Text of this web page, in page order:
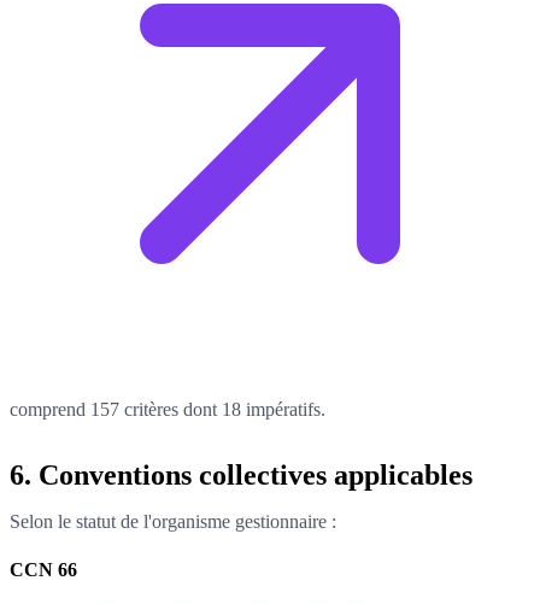
comprend 157 critères dont 18 impératifs.
6. Conventions collectives applicables
Selon le statut de l'organisme gestionnaire :
CCN 66